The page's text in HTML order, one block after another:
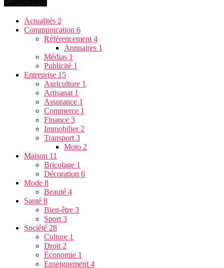
Actualités 2
Communication 6
Référencement 4
Annuaires 1
Médias 1
Publicité 1
Entreprise 15
Agriculture 1
Artisanat 1
Assurance 1
Commerce 1
Finance 3
Immobilier 2
Transport 3
Moto 2
Maison 11
Bricolage 1
Décoration 6
Mode 8
Beauté 4
Santé 8
Bien-être 3
Sport 3
Société 28
Culture 1
Droit 2
Économie 1
Enseignement 4